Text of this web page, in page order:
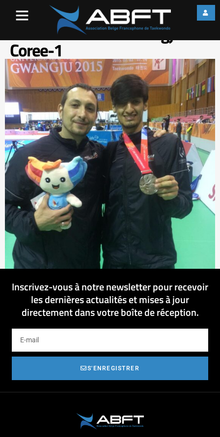
Mourad-Laachraoui-aux-
Universiades-de-Gwangju-en-
Coree-1
Inscrivez-vous à notre newsletter pour recevoir
les dernières actualités et mises à jour
directement dans votre boîte de réception.
S'ENREGISTRER